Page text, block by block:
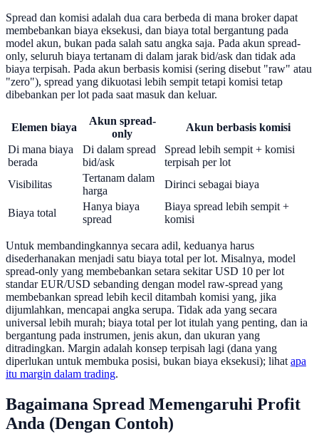
Spread dan komisi adalah dua cara berbeda di mana broker dapat
membebankan biaya eksekusi, dan biaya total bergantung pada
model akun, bukan pada salah satu angka saja. Pada akun spread-
only, seluruh biaya tertanam di dalam jarak bid/ask dan tidak ada
biaya terpisah. Pada akun berbasis komisi (sering disebut "raw" atau
"zero"), spread yang dikuotasi lebih sempit tetapi komisi tetap
dibebankan per lot pada saat masuk dan keluar.
Elemen biaya
Akun spread-
only
Akun berbasis komisi
Di mana biaya
berada
Di dalam spread
bid/ask
Spread lebih sempit + komisi
terpisah per lot
Visibilitas
Tertanam dalam
harga
Dirinci sebagai biaya
Biaya total
Hanya biaya
spread
Biaya spread lebih sempit +
komisi
Untuk membandingkannya secara adil, keduanya harus
disederhanakan menjadi satu biaya total per lot. Misalnya, model
spread-only yang membebankan setara sekitar USD 10 per lot
standar EUR/USD sebanding dengan model raw-spread yang
membebankan spread lebih kecil ditambah komisi yang, jika
dijumlahkan, mencapai angka serupa. Tidak ada yang secara
universal lebih murah; biaya total per lot itulah yang penting, dan ia
bergantung pada instrumen, jenis akun, dan ukuran yang
ditradingkan. Margin adalah konsep terpisah lagi (dana yang
diperlukan untuk membuka posisi, bukan biaya eksekusi); lihat apa
itu margin dalam trading.
Bagaimana Spread Memengaruhi Profit
Anda (Dengan Contoh)